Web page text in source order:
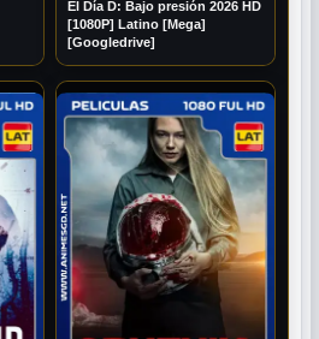
El Día D: Bajo presión 2026 HD
[1080P] Latino [Mega]
[Googledrive]